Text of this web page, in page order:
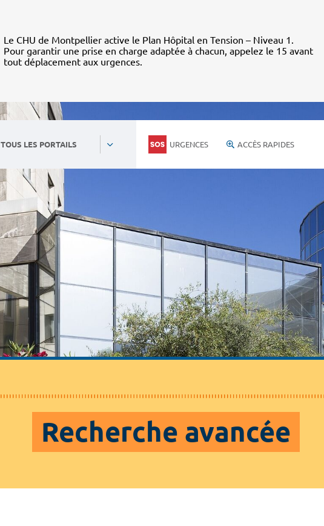
Le CHU de Montpellier active le Plan Hôpital en Tension – Niveau 1.
Pour garantir une prise en charge adaptée à chacun, appelez le 15 avant
tout déplacement aux urgences.
TOUS LES PORTAILS URGENCES ACCÈS RAPIDES
Recherche avancée